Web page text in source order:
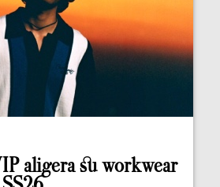
aligera su workwear